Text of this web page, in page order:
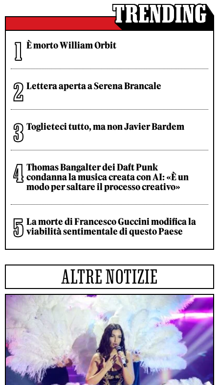
È morto William Orbit
Lettera aperta a Serena Brancale
Toglieteci tutto, ma non Javier Bardem
Thomas Bangalter dei Daft Punk
condanna la musica creata con AI: «È un
modo per saltare il processo creativo»
La morte di Francesco Guccini modifica la
viabilità sentimentale di questo Paese
ALTRE NOTIZIE